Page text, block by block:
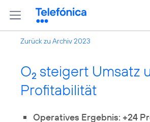
Zurück zu Archiv 2023
O2 steigert Umsatz
Profitabilität
Operatives Ergebnis: +24